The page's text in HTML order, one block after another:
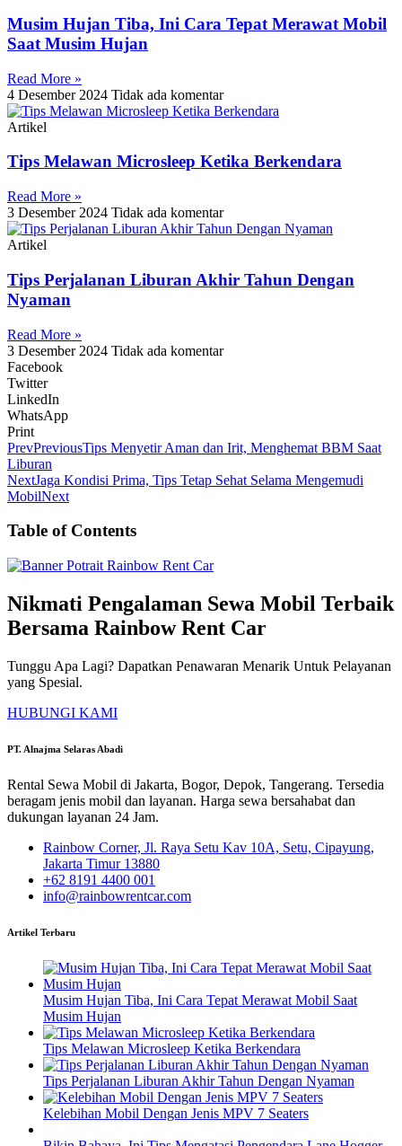
Musim Hujan Tiba, Ini Cara Tepat Merawat Mobil
Saat Musim Hujan
Read More »
4 Desember 2024 Tidak ada komentar
Artikel
Tips Melawan Microsleep Ketika Berkendara
Read More »
3 Desember 2024 Tidak ada komentar
Artikel
Tips Perjalanan Liburan Akhir Tahun Dengan
Nyaman
Read More »
3 Desember 2024 Tidak ada komentar
Facebook
Twitter
LinkedIn
WhatsApp
Print
PrevPreviousTips Menyetir Aman dan Irit, Menghemat BBM Saat
Liburan
NextJaga Kondisi Prima, Tips Tetap Sehat Selama Mengemudi
MobilNext
Table of Contents
Nikmati Pengalaman Sewa Mobil Terbaik
Bersama Rainbow Rent Car
Tunggu Apa Lagi? Dapatkan Penawaran Menarik Untuk Pelayanan
yang Spesial.
HUBUNGI KAMI
PT. Alnajma Selaras Abadi
Rental Sewa Mobil di Jakarta, Bogor, Depok, Tangerang. Tersedia
beragam jenis mobil dan layanan. Harga sewa bersahabat dan
dukungan layanan 24 Jam.
Rainbow Corner, Jl. Raya Setu Kav 10A, Setu, Cipayung,
Jakarta Timur 13880
+62 8191 4400 001
info@rainbowrentcar.com
Artikel Terbaru
Musim Hujan Tiba, Ini Cara Tepat Merawat Mobil Saat
Musim Hujan
Tips Melawan Microsleep Ketika Berkendara
Tips Perjalanan Liburan Akhir Tahun Dengan Nyaman
Kelebihan Mobil Dengan Jenis MPV 7 Seaters